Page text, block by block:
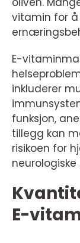
vitamin for
E-
inkluderer
funksjon,
tillegg kan
risikoen for
neurologiske
E-